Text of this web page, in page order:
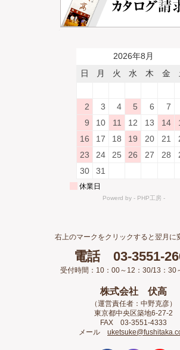
右上のマークをクリックすると翌月に
電話 03-3551-
受付時間：10：00～12：30/13：30
株式会社 伏高
（運営責任者：中野克彦）
東京都中央区築地6-27-2
FAX 03-3551-4333
メール